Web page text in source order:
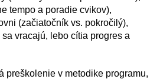
tempo a poradie cvikov),
(začiatočník vs. pokročilý),
vracajú, lebo cítia progres a
preškolenie v metodike programu,